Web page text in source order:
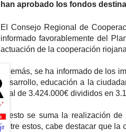
han aprobado los fondos
El Consejo Regional de
informado favorablemente del
actuación de la cooperación
Además, se ha informado de los
desarrollo, educación a la
total de 3.424.000€ divididos en
A esto se suma la realización de
Entre estos, cabe destacar que la